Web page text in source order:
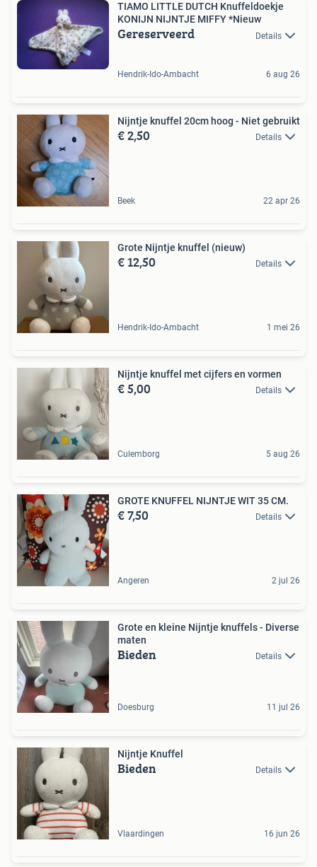
TIAMO LITTLE DUTCH Knuffeldoekje
KONIJN NIJNTJE MIFFY *Nieuw
Gereserveerd Details
Hendrik-Ido-Ambacht 6 aug 26
Nijntje knuffel 20cm hoog - Niet gebruikt
€ 2,50 Details
Beek 22 apr 26
Grote Nijntje knuffel (nieuw)
€ 12,50 Details
Hendrik-Ido-Ambacht 1 mei 26
Nijntje knuffel met cijfers en vormen
€ 5,00 Details
Culemborg 5 aug 26
GROTE KNUFFEL NIJNTJE WIT 35 CM.
€ 7,50 Details
Angeren 2 jul 26
Grote en kleine Nijntje knuffels - Diverse
maten
Bieden Details
Doesburg 11 jul 26
Nijntje Knuffel
Bieden Details
Vlaardingen 16 jun 26